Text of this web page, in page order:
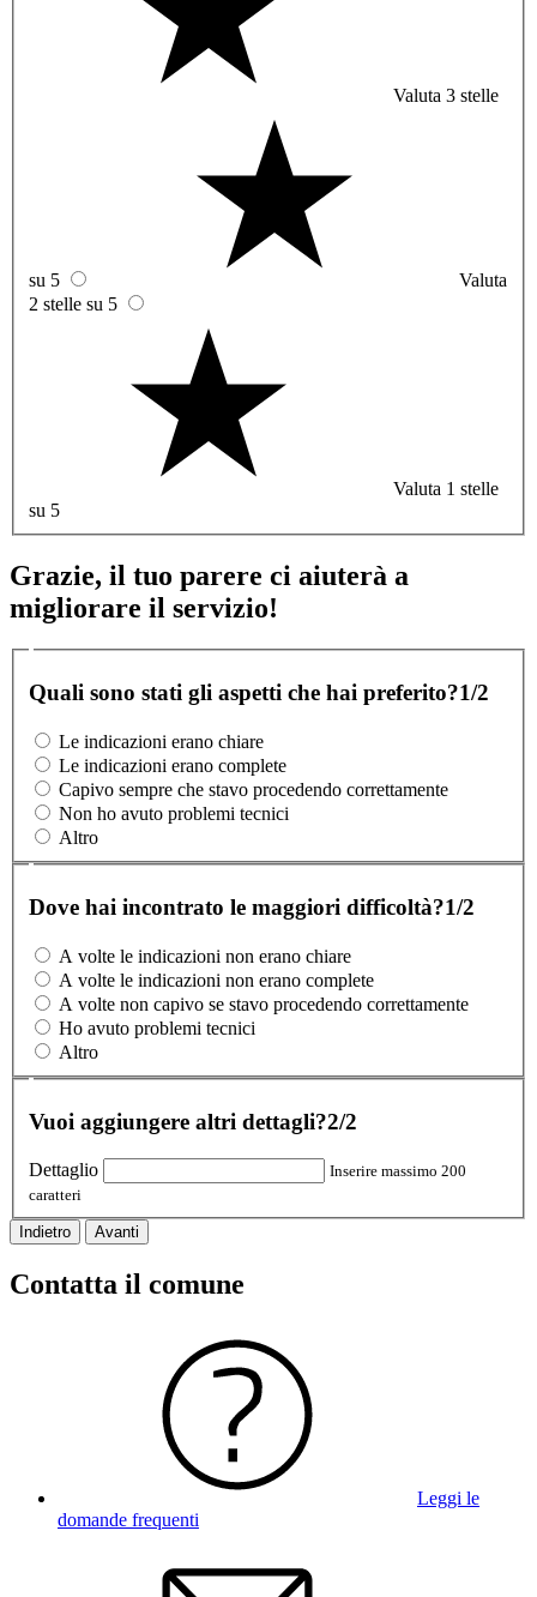
Valuta 3 stelle
su 5
Valuta
2 stelle su 5
Valuta 1 stelle
su 5
Grazie, il tuo parere ci aiuterà a
migliorare il servizio!
Quali sono stati gli aspetti che hai preferito?1/2
Le indicazioni erano chiare
Le indicazioni erano complete
Capivo sempre che stavo procedendo correttamente
Non ho avuto problemi tecnici
Altro
Dove hai incontrato le maggiori difficoltà?1/2
A volte le indicazioni non erano chiare
A volte le indicazioni non erano complete
A volte non capivo se stavo procedendo correttamente
Ho avuto problemi tecnici
Altro
Vuoi aggiungere altri dettagli?2/2
Dettaglio
Inserire massimo 200
caratteri
Indietro Avanti
Contatta il comune
Leggi le
domande frequenti